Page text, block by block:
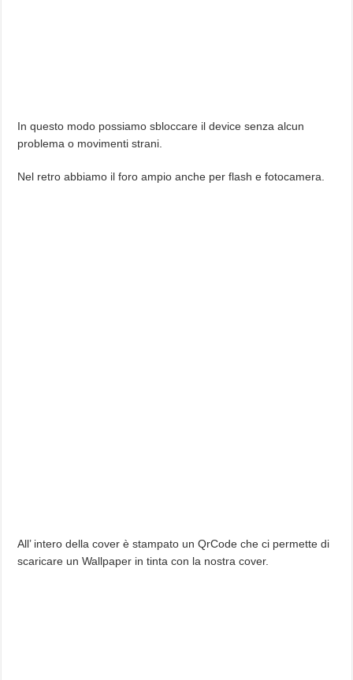
In questo modo possiamo sbloccare il device senza alcun
problema o movimenti strani.
Nel retro abbiamo il foro ampio anche per flash e fotocamera.
All’ intero della cover è stampato un QrCode che ci permette di
scaricare un Wallpaper in tinta con la nostra cover.